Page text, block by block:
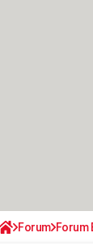
Forum Forum